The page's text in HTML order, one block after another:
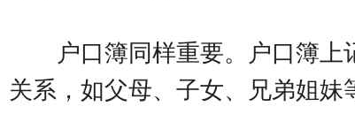
户口簿同样重要。户口簿
关系，如父母、子女、兄弟姐妹